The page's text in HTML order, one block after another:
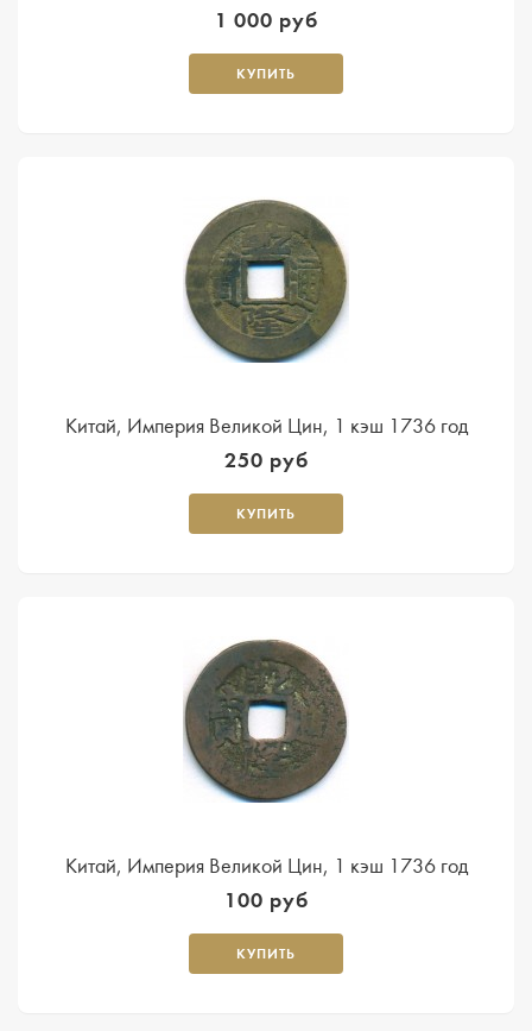
1 000 руб
КУПИТЬ
Китай, Империя Великой Цин, 1 кэш 1736 год
250 руб
КУПИТЬ
Китай, Империя Великой Цин, 1 кэш 1736 год
100 руб
КУПИТЬ